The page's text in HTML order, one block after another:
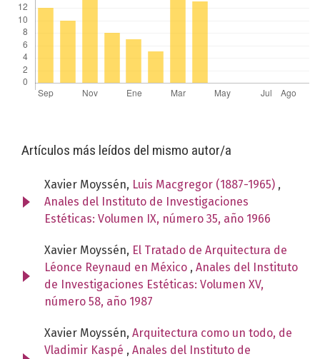
Artículos más leídos del mismo autor/a
Xavier Moyssén, Luis Macgregor (1887-1965) ,
Anales del Instituto de Investigaciones
Estéticas: Volumen IX, número 35, año 1966
Xavier Moyssén, El Tratado de Arquitectura de
Léonce Reynaud en México , Anales del Instituto
de Investigaciones Estéticas: Volumen XV,
número 58, año 1987
Xavier Moyssén, Arquitectura como un todo, de
Vladimir Kaspé , Anales del Instituto de